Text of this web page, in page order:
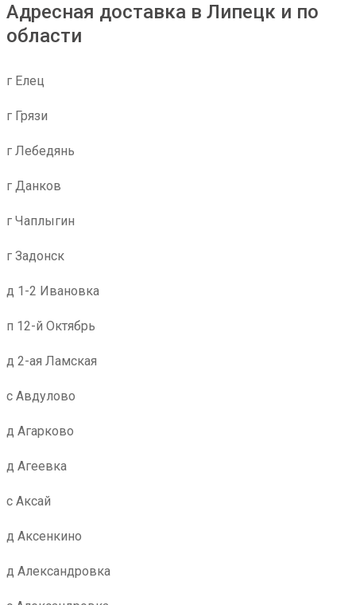
Адресная доставка в Липецк и по
области
г Елец
г Грязи
г Лебедянь
г Данков
г Чаплыгин
г Задонск
д 1-2 Ивановка
п 12-й Октябрь
д 2-ая Ламская
с Авдулово
д Агарково
д Агеевка
с Аксай
д Аксенкино
д Александровка